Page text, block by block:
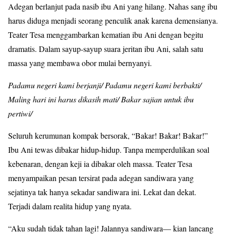
Adegan berlanjut pada nasib ibu Ani yang hilang. Nahas sang ibu
harus diduga menjadi seorang penculik anak karena demensianya.
Teater Tesa menggambarkan kematian ibu Ani dengan begitu
dramatis. Dalam sayup-sayup suara jeritan ibu Ani, salah satu
massa yang membawa obor mulai bernyanyi.
Padamu negeri kami berjanji/ Padamu negeri kami berbakti/
Maling hari ini harus dikasih mati/ Bakar sajian untuk ibu
pertiwi/
Seluruh kerumunan kompak bersorak, “Bakar! Bakar! Bakar!”
Ibu Ani tewas dibakar hidup-hidup. Tanpa memperdulikan soal
kebenaran, dengan keji ia dibakar oleh massa. Teater Tesa
menyampaikan pesan tersirat pada adegan sandiwara yang
sejatinya tak hanya sekadar sandiwara ini. Lekat dan dekat.
Terjadi dalam realita hidup yang nyata.
“Aku sudah tidak tahan lagi! Jalannya sandiwara— kian lancang